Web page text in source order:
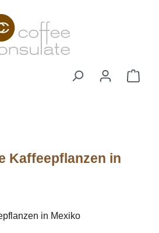
Kaffeepflanzen in
in Mexiko